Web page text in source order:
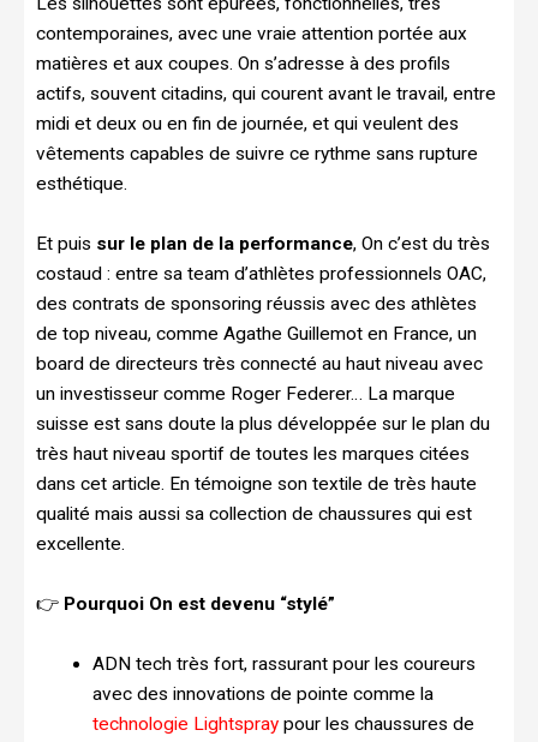
contemporaines, avec une vraie attention portée aux
matières et aux coupes. On s’adresse à des profils
actifs, souvent citadins, qui courent avant le travail, entre
midi et deux ou en fin de journée, et qui veulent des
vêtements capables de suivre ce rythme sans rupture
esthétique.
Et puis sur le plan de la performance, On c’est du très
costaud : entre sa team d’athlètes professionnels OAC,
des contrats de sponsoring réussis avec des athlètes
de top niveau, comme Agathe Guillemot en France, un
board de directeurs très connecté au haut niveau avec
un investisseur comme Roger Federer… La marque
suisse est sans doute la plus développée sur le plan du
très haut niveau sportif de toutes les marques citées
dans cet article. En témoigne son textile de très haute
qualité mais aussi sa collection de chaussures qui est
excellente.
👉 Pourquoi On est devenu “stylé”
ADN tech très fort, rassurant pour les coureurs
avec des innovations de pointe comme la
technologie Lightspraypour les chaussures de